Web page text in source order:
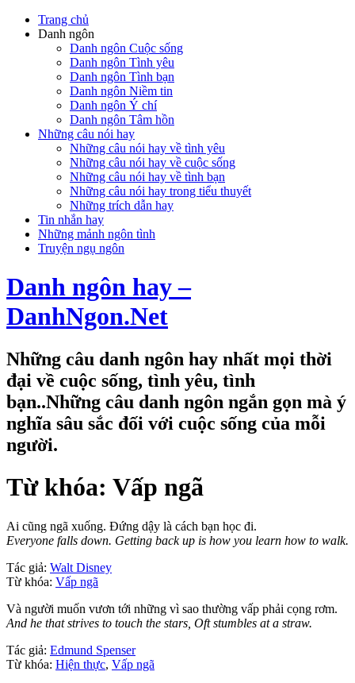
Trang chủ
Danh ngôn
Danh ngôn Cuộc sống
Danh ngôn Tình yêu
Danh ngôn Tình bạn
Danh ngôn Niềm tin
Danh ngôn Ý chí
Danh ngôn Tâm hồn
Những câu nói hay
Những câu nói hay về tình yêu
Những câu nói hay về cuộc sống
Những câu nói hay về tình bạn
Những câu nói hay trong tiểu thuyết
Những trích dẫn hay
Tin nhắn hay
Những mảnh ngôn tình
Truyện ngụ ngôn
Danh ngôn hay –
DanhNgon.Net
Những câu danh ngôn hay nhất mọi thời
đại về cuộc sống, tình yêu, tình
bạn..Những câu danh ngôn ngắn gọn mà ý
nghĩa sâu sắc đối với cuộc sống của mỗi
người.
Từ khóa: Vấp ngã
Ai cũng ngã xuống. Đứng dậy là cách bạn học đi.
Everyone falls down. Getting back up is how you learn how to walk.
Tác giả: Walt Disney
Từ khóa: Vấp ngã
Và người muốn vươn tới những vì sao thường vấp phải cọng rơm.
And he that strives to touch the stars, Oft stumbles at a straw.
Tác giả: Edmund Spenser
Từ khóa: Hiện thực, Vấp ngã